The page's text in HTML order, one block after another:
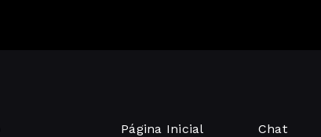
Página Inicial Chat